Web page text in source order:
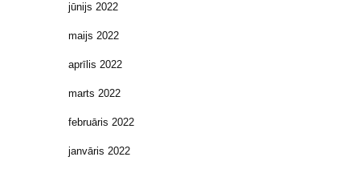
jūnijs 2022
maijs 2022
aprīlis 2022
marts 2022
februāris 2022
janvāris 2022